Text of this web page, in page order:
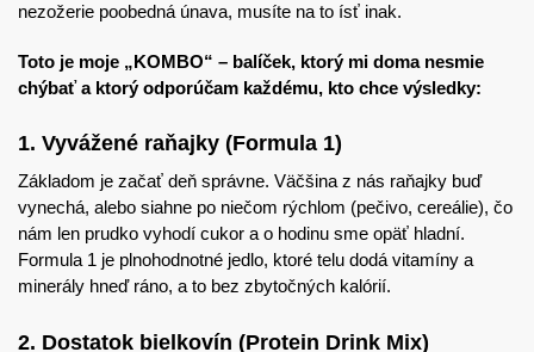
nezožerie poobedná únava, musíte na to ísť inak.
Toto je moje „KOMBO“ – balíček, ktorý mi doma nesmie
chýbať a ktorý odporúčam každému, kto chce výsledky:
1. Vyvážené raňajky (Formula 1)
Základom je začať deň správne. Väčšina z nás raňajky buď
vynechá, alebo siahne po niečom rýchlom (pečivo, cereálie), čo
nám len prudko vyhodí cukor a o hodinu sme opäť hladní.
Formula 1 je plnohodnotné jedlo, ktoré telu dodá vitamíny a
minerály hneď ráno, a to bez zbytočných kalórií.
2. Dostatok bielkovín (Protein Drink Mix)